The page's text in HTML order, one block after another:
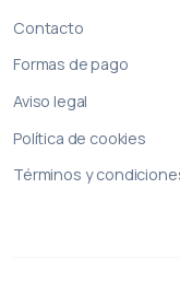
Contacto
Formas de pago
Aviso legal
Política de cookies
Términos y